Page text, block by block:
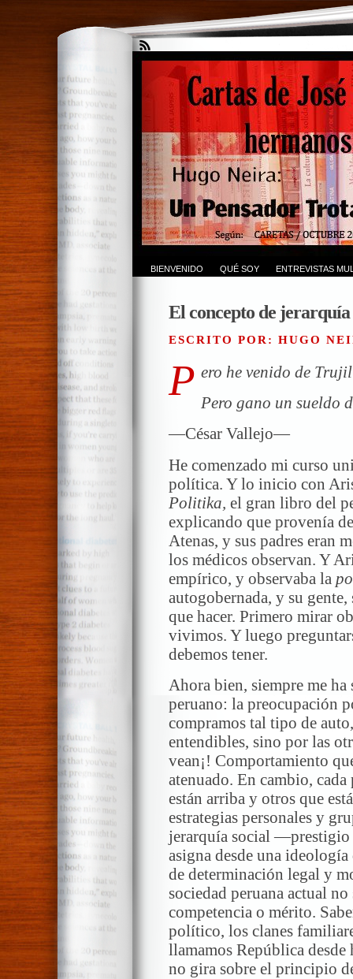
BIENVENIDO QUÉ SOY ENTREVISTAS
El concepto de
ESCRITO POR: HUGO
P ero he venido de
Pero gano un sueldo
—César Vallejo—
He comenzado mi curso
política. Y lo inicio con
Politika, el gran libro del
explicando que provenía
Atenas, y sus padres eran
los médicos observan. Y
empírico, y observaba la
autogobernada, y su gente,
que hacer. Primero mirar
vivimos. Y luego
debemos tener.
Ahora bien, siempre me
peruano: la preocupación
compramos tal tipo de
entendibles, sino por las
vean¡! Comportamiento
atenuado. En cambio,
están arriba y otros que
estrategias personales y
jerarquía social
asigna desde una
de determinación legal y
sociedad peruana actual
competencia o mérito.
político, los clanes
llamamos República desde
no gira sobre el principio